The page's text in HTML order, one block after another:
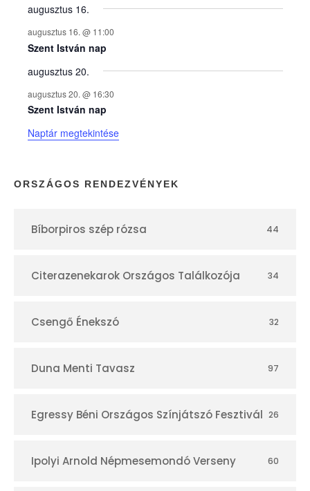
y
e
k
n
a
p
r
augusztus 16.
augusztus 16. @ 11:00
Szent István nap
augusztus 20.
augusztus 20. @ 16:30
Szent István nap
Naptár megtekintése
ORSZÁGOS RENDEZVÉNYEK
Bíborpiros szép rózsa 44
Citerazenekarok Országos Találkozója 34
Csengő Énekszó 32
Duna Menti Tavasz 97
Egressy Béni Országos Színjátszó Fesztivál 26
Ipolyi Arnold Népmesemondó Verseny 60